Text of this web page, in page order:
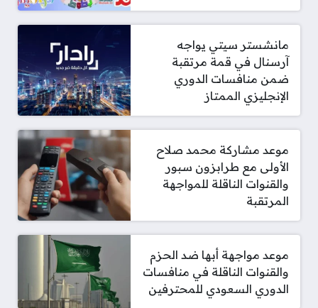
مانشستر سيتي يواجه
آرسنال في قمة مرتقبة
ضمن منافسات الدوري
الإنجليزي الممتاز
موعد مشاركة محمد صلاح
الأولى مع طرابزون سبور
والقنوات الناقلة للمواجهة
المرتقبة
موعد مواجهة أبها ضد الحزم
والقنوات الناقلة في منافسات
الدوري السعودي للمحترفين